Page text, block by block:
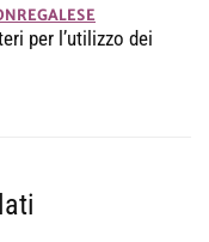
per l’utilizzo dei